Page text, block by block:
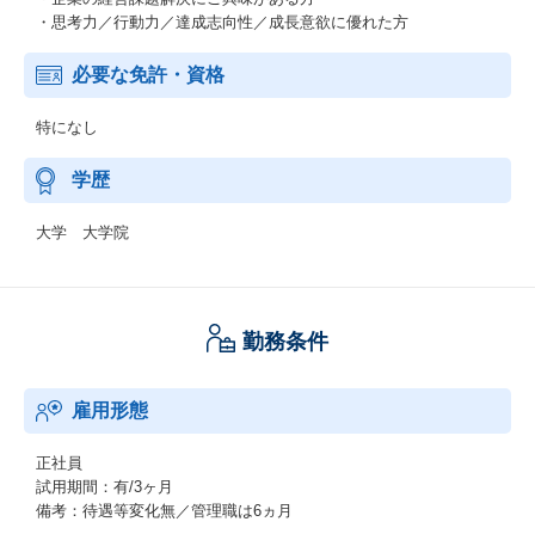
・思考力／行動力／達成志向性／成長意欲に優れた方
必要な免許・資格
特になし
学歴
大学 大学院
勤務条件
雇用形態
正社員
試用期間：有/3ヶ月
備考：待遇等変化無／管理職は6ヵ月